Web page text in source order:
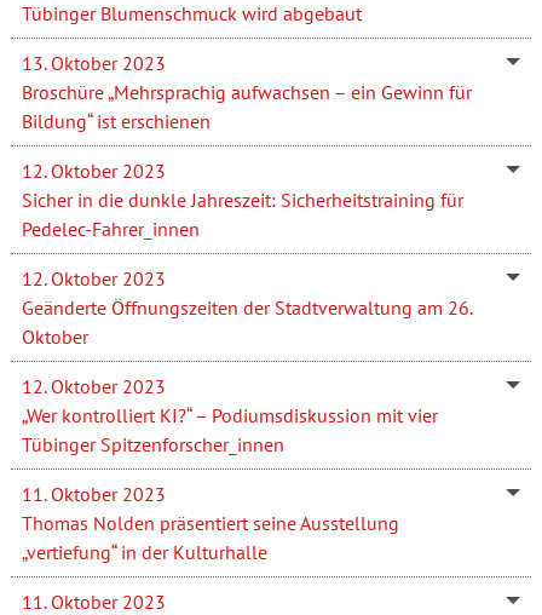
Tübinger Blumenschmuck wird abgebaut
13. Oktober 2023
Broschüre „Mehrsprachig aufwachsen – ein Gewinn für
Bildung“ ist erschienen
12. Oktober 2023
Sicher in die dunkle Jahreszeit: Sicherheitstraining für
Pedelec-Fahrer_innen
12. Oktober 2023
Geänderte Öffnungszeiten der Stadtverwaltung am 26.
Oktober
12. Oktober 2023
„Wer kontrolliert KI?“ – Podiumsdiskussion mit vier
Tübinger Spitzenforscher_innen
11. Oktober 2023
Thomas Nolden präsentiert seine Ausstellung
„vertiefung“ in der Kulturhalle
11. Oktober 2023